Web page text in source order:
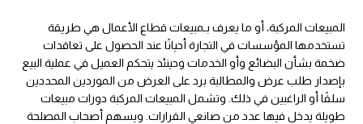
المبيعات المركبة، أو ما يعرف بـمبيعات قطاع الأعمال هي طريقة
تستخدمها المؤسسات في التجارة أحيانًا عند الحصول على تعاقدات
ضخمة بشأن البضائع وأو الخدمات وحينئذ يتحكم العميل في عملية البيع
بإصدار طلب عرض والمطالبة برد على العرض من الموردين المحددين
سلفًا أو الراغبين في ذلك. وتشمل المبيعات المركبة دورات مبيعات
طويلة يدخل فيها عدد من صانعي القرارات. ويسهم أصحاب المصلحة